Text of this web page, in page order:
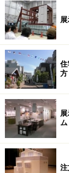
住
方
ム
注